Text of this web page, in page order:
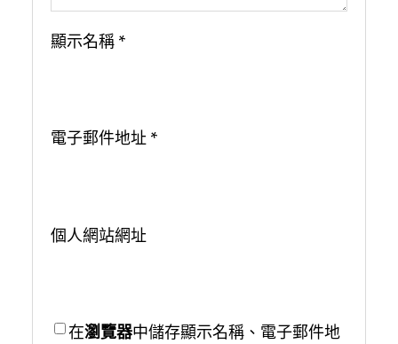
顯示名稱 *
電子郵件地址 *
個人網站網址
在瀏覽器中儲存顯示名稱、電子郵件地